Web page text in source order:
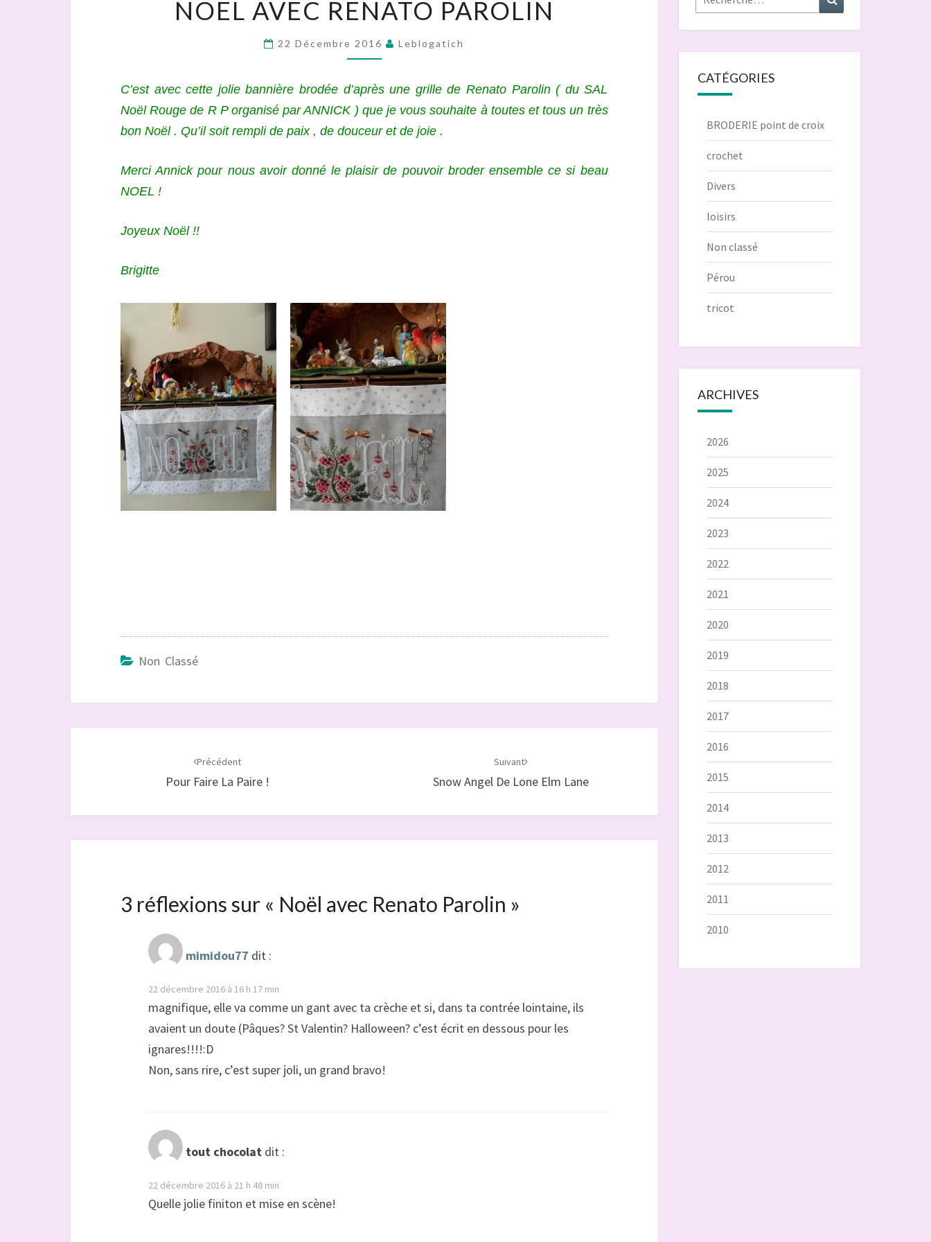
AVEC
NOËL AVEC RENATO PAROLIN
22 Décembre 2016 Leblogatich
C’est avec cette jolie bannière brodée d’après une grille de Renato Parolin ( du SAL
Noël Rouge de R P organisé par ANNICK ) que je vous souhaite à toutes et tous un très
bon Noël . Qu’il soit rempli de paix , de douceur et de joie .
Merci Annick pour nous avoir donné le plaisir de pouvoir broder ensemble ce si beau
NOEL !
Joyeux Noël !!
Brigitte
Non Classé
Précédent
Pour Faire La Paire !
Suivant
Snow Angel De Lone Elm Lane
3 réflexions sur « Noël avec Renato Parolin »
mimidou77 dit :
22 décembre 2016 à 16 h 17 min
magnifique, elle va comme un gant avec ta crèche et si, dans ta contrée lointaine, ils
avaient un doute (Pâques? St Valentin? Halloween? c’est écrit en dessous pour les
ignares!!!!:D
Non, sans rire, c’est super joli, un grand bravo!
tout chocolat dit :
22 décembre 2016 à 21 h 48 min
Quelle jolie finiton et mise en scène!
CATÉGORIES
BRODERIE point de croix
crochet
Divers
loisirs
Non classé
Pérou
tricot
ARCHIVES
2026
2025
2024
2023
2022
2021
2020
2019
2018
2017
2016
2015
2014
2013
2012
2011
2010